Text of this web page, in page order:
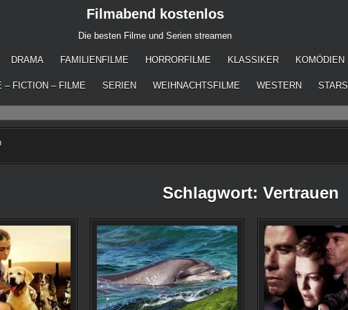
Filmabend kostenlos
Die besten Filme und Serien streamen
DRAMA FAMILIENFILME HORRORFILME KLASSIKER KOMÖDIEN
– FICTION – FILME SERIEN WEIHNACHTSFILME WESTERN STARS
Schlagwort: Vertrauen